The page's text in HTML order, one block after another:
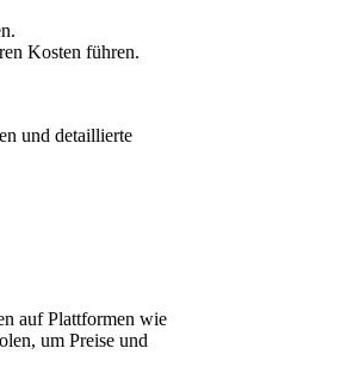
Kosten führen.
und detaillierte
auf Plattformen wie
um Preise und